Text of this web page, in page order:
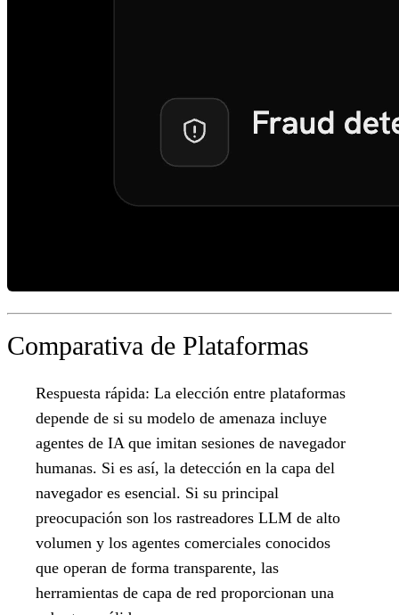
Comparativa de Plataformas
Respuesta rápida: La elección entre plataformas
depende de si su modelo de amenaza incluye
agentes de IA que imitan sesiones de navegador
humanas. Si es así, la detección en la capa del
navegador es esencial. Si su principal
preocupación son los rastreadores LLM de alto
volumen y los agentes comerciales conocidos
que operan de forma transparente, las
herramientas de capa de red proporcionan una